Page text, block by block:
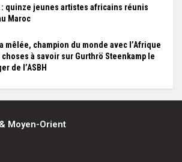
: quinze jeunes artistes africains réunis
Maroc
mêlée, champion du monde avec l’Afrique
à savoir sur Gurthrö Steenkamp le
de l’ASBH
Moyen-Orient